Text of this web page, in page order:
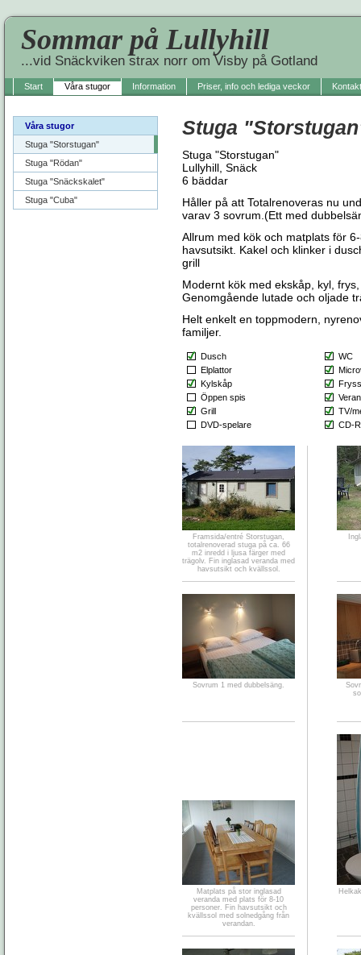
Sommar på Lullyhill
...vid Snäckviken strax norr om Visby på Gotland
Start Våra stugor Information Priser, info och lediga veckor
Våra stugor
Stuga "Storstugan"
Stuga "Rödan"
Stuga "Snäckskalet"
Stuga "Cuba"
Stuga
Stuga "Storstugan"
Lullyhill, Snäck
6 bäddar
Håller på att Totalrenoveras nu
varav 3 sovrum.(Ett med
Allrum med kök och matplats för
havsutsikt. Kakel och klinker i
grill
Modernt kök med ekskåp, kyl,
Genomgående lutade och oljade
Helt enkelt en toppmodern,
familjer.
Dusch
WC
Elplattor
Kylskåp
Öppen spis
Grill
TV/
DVD-spelare
CD-
Framsida/entré Storstugan,
totalrenoverad stuga på ca. 66
m2 inredd i ljusa färger med
trägolv. Fin inglasad veranda med
havsutsikt och kvällssol.
Sovrum 1 med dubbelsäng.
Matplats på stor inglasad
veranda med plats för 8-10
personer. Fin havsutsikt och
kvällssol med solnedgång från
verandan.